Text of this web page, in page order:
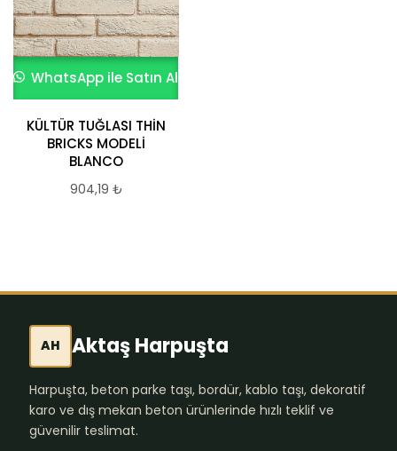
WhatsApp ile Satın Al
KÜLTÜR TUĞLASI THİN
BRICKS MODELİ
BLANCO
904,19 ₺
AH Aktaş Harpuşta
Harpuşta, beton parke taşı, bordür, kablo taşı, dekoratif
karo ve dış mekan beton ürünlerinde hızlı teklif ve
güvenilir teslimat.